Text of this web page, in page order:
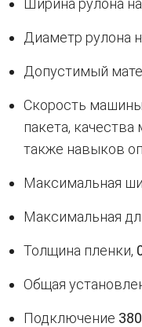
Ширина рулона
Диаметр рулона
Допустимый
Скорость
пакета,
также навыков
Максимальная
Максимальная
Толщина пленки,
Общая
Подключение